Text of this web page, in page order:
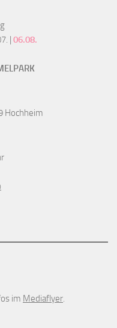
| 06.08.
Hochheim
im Mediaflyer.